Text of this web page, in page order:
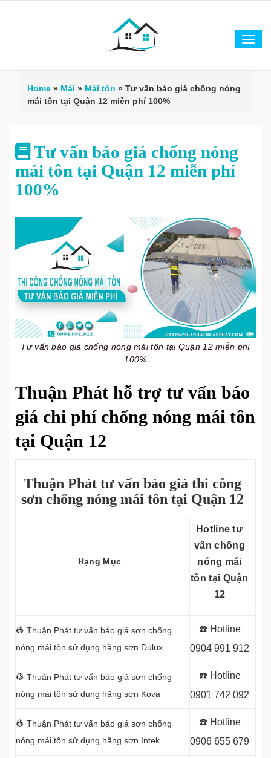
Home » Mái » Mái tôn » Tư vấn báo giá chống nóng
mái tôn tại Quận 12 miễn phí 100%
Tư vấn báo giá chống nóng
mái tôn tại Quận 12 miễn phí
100%
Tư vấn báo giá chống nóng mái tôn tại Quận 12 miễn phí
100%
Thuận Phát hỗ trợ tư vấn báo
giá chi phí chống nóng mái tôn
tại Quận 12
Thuận Phát tư vấn báo giá thi công
sơn chống nóng mái tôn tại Quận 12
Hạng Mục
Hotline tư
vấn chống
nóng mái
tôn tại Quận
12
👷 Thuận Phát tư vấn báo giá sơn chống
nóng mái tôn sử dụng hãng sơn Dulux
☎️ Hotline
0904 991 912
👷 Thuận Phát tư vấn báo giá sơn chống
nóng mái tôn sử dụng hãng sơn Kova
☎️ Hotline
0901 742 092
👷 Thuận Phát tư vấn báo giá sơn chống
nóng mái tôn sử dụng hãng sơn Intek
☎️ Hotline
0906 655 679